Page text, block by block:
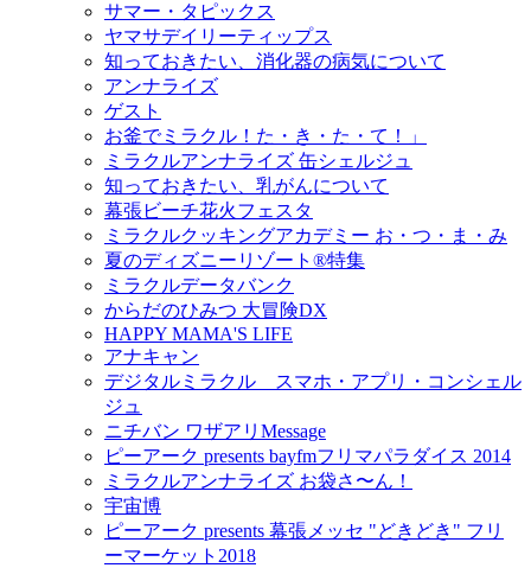
サマー・タピックス
ヤマサデイリーティップス
知っておきたい、消化器の病気について
アンナライズ
ゲスト
お釜でミラクル！た・き・た・て！」
ミラクルアンナライズ 缶シェルジュ
知っておきたい、乳がんについて
幕張ビーチ花火フェスタ
ミラクルクッキングアカデミー お・つ・ま・み
夏のディズニーリゾート®特集
ミラクルデータバンク
からだのひみつ 大冒険DX
HAPPY MAMA'S LIFE
アナキャン
デジタルミラクル スマホ・アプリ・コンシェル
ジュ
ニチバン ワザアリMessage
ピーアーク presents bayfmフリマパラダイス 2014
ミラクルアンナライズ お袋さ〜ん！
宇宙博
ピーアーク presents 幕張メッセ "どきどき" フリ
ーマーケット2018